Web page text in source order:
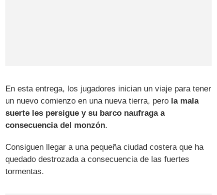
En esta entrega, los jugadores inician un viaje para tener
un nuevo comienzo en una nueva tierra, pero la mala
suerte les persigue y su barco naufraga a
consecuencia del monzón.
Consiguen llegar a una pequeña ciudad costera que ha
quedado destrozada a consecuencia de las fuertes
tormentas.